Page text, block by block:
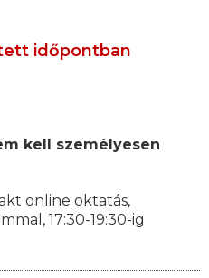
időpontban
kell személyesen
online oktatás,
17:30-19:30-ig